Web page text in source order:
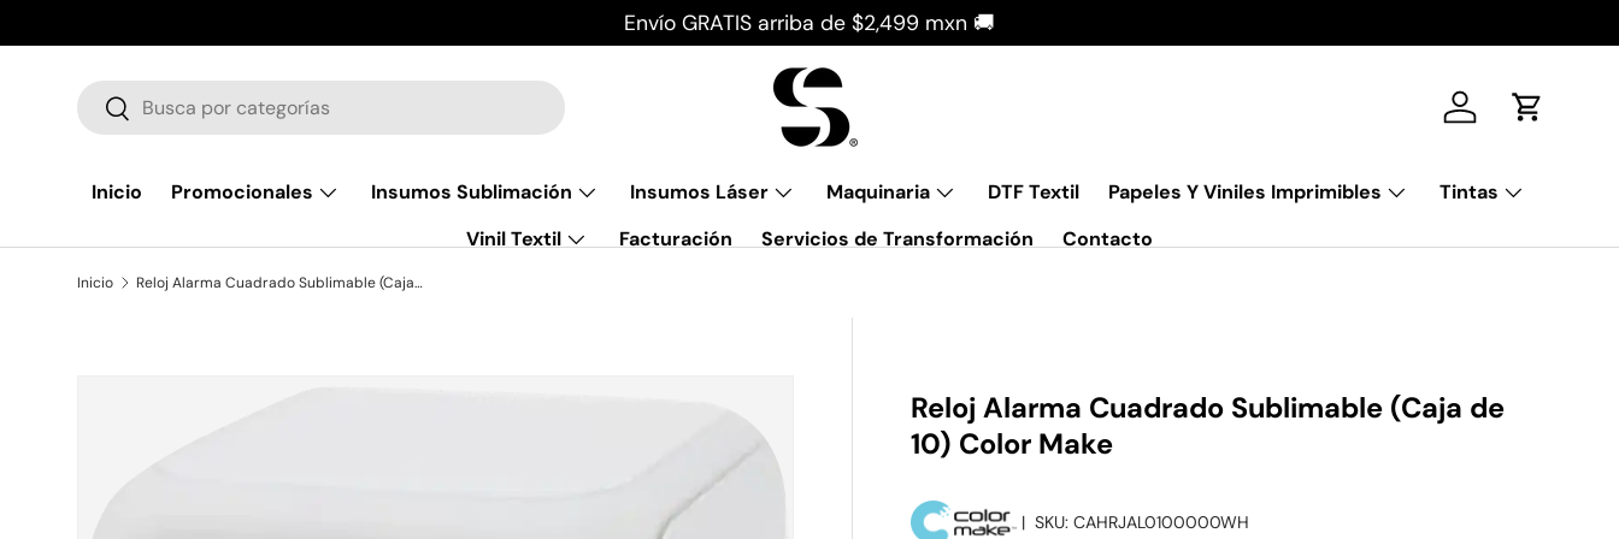
Ir al contenido
Envío GRATIS arriba de $2,499 mxn 🚚
Buscar
Buscar Iniciar sesión
Carrito
Inicio Promocionales Insumos Sublimación Insumos Láser Maquinaria DTF Textil Papeles Y Viniles Imprimibles
Tintas
Vinil Textil
Facturación Servicios de Transformación Contacto
Inicio Reloj Alarma Cuadrado Sublimable (Caja de 10) Color Make
Reloj Alarma Cuadrado Sublimable (Caja de
10) Color Make
|SKU: CAHRJAL0100000WH